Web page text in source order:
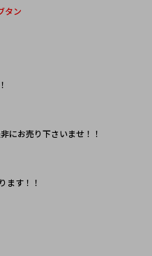
タン
にお売り下さいませ！！
ます！！